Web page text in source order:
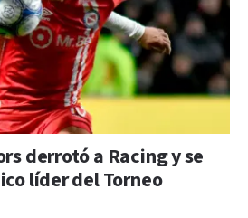
derrotó a Racing y se
líder del Torneo